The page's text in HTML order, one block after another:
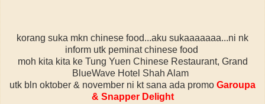
korang suka mkn chinese food...aku sukaaaaaaa...ni nk
inform utk peminat chinese food
moh kita kita ke Tung Yuen Chinese Restaurant, Grand
BlueWave Hotel Shah Alam
utk bln oktober & november ni kt sana ada promo Garoupa
& Snapper Delight